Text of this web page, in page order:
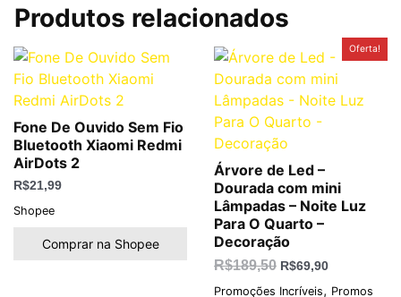
Produtos relacionados
Fone De Ouvido Sem Fio
Bluetooth Xiaomi Redmi
AirDots 2
R$21,99
Shopee
Comprar na Shopee
Oferta!
Árvore de Led –
Dourada com mini
Lâmpadas – Noite Luz
Para O Quarto –
Decoração
R$189,50
preço
era:
R$189,50.
R$69,90
preço
atual
é:
R$69,90.
Promoções Incríveis, Promos